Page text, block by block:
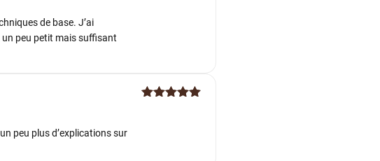
de base. J’ai
peu petit mais suffisant
peu plus d’explications sur